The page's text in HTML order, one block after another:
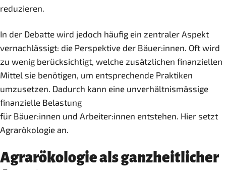
reduzieren.
In der Debatte wird jedoch häufig ein zentraler Aspekt
vernachlässigt: die Perspektive der Bäuer:innen. Oft wird
zu wenig berücksichtigt, welche zusätzlichen finanziellen
Mittel sie benötigen, um entsprechende Praktiken
umzusetzen. Dadurch kann eine unverhältnismässige
finanzielle Belastung
für Bäuer:innen und Arbeiter:innen entstehen. Hier setzt
Agrarökologie an.
Agrarökologie als ganzheitlicher